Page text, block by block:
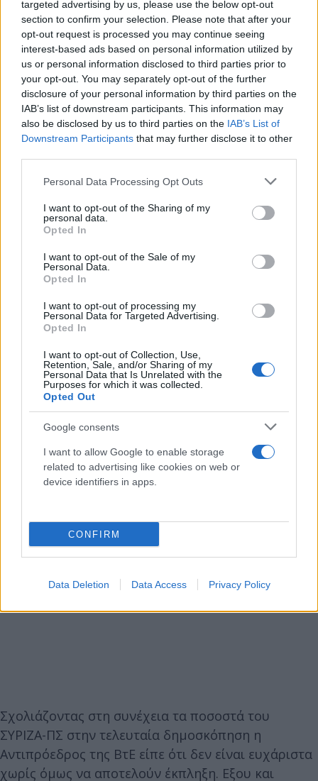
targeted advertising by us, please use the below opt-out
section to confirm your selection. Please note that after your
opt-out request is processed you may continue seeing
interest-based ads based on personal information utilized by
us or personal information disclosed to third parties prior to
your opt-out. You may separately opt-out of the further
disclosure of your personal information by third parties on the
IAB’s list of downstream participants. This information may
also be disclosed by us to third parties on the IAB’s List of
Downstream Participants that may further disclose it to other
Please note that this website/app uses one or more Google
not limited to your visit or usage behaviour. You may click to
grant or deny consent to Google and its third-party tags to
use your data for below specified purposes in below Google
consent section.
Personal Data Processing Opt Outs
I want to opt-out of the Sharing of my
personal data.
Opted In
I want to opt-out of the Sale of my
Personal Data.
Opted In
I want to opt-out of processing my
Personal Data for Targeted Advertising.
Opted In
I want to opt-out of Collection, Use,
Retention, Sale, and/or Sharing of my
Personal Data that Is Unrelated with the
Purposes for which it was collected.
Opted Out
Google consents
I want to allow Google to enable storage
related to advertising like cookies on web or
device identifiers in apps.
CONFIRM
Data Deletion Data Access Privacy Policy
Σχολιάζοντας στη συνέχεια τα ποσοστά του
ΣΥΡΙΖΑ-ΠΣ στην τελευταία δημοσκόπηση η
Αντιπρόεδρος της ΒτΕ είπε ότι δεν είναι ευχάριστα
χωρίς όμως να αποτελούν έκπληξη. Εξου και